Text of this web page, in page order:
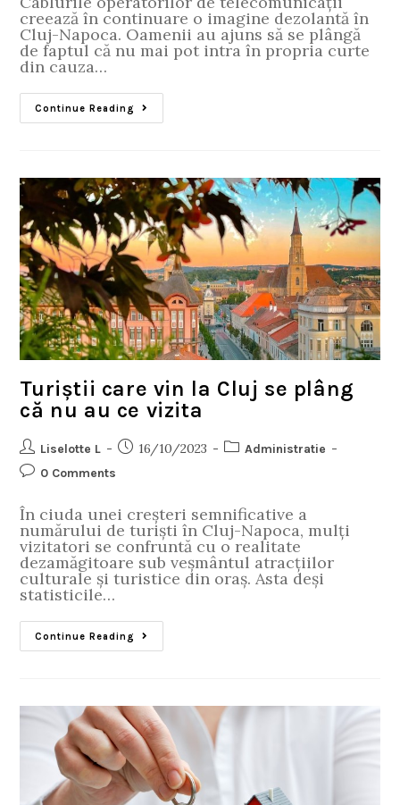
creează în continuare o imagine dezolantă în
Cluj-Napoca. Oamenii au ajuns să se plângă
de faptul că nu mai pot intra în propria curte
din cauza…
Continue Reading
Turiștii care vin la Cluj se plâng
că nu au ce vizita
Liselotte L 16/10/2023
Administratie
0 Comments
În ciuda unei creșteri semnificative a
numărului de turiști în Cluj-Napoca, mulți
vizitatori se confruntă cu o realitate
dezamăgitoare sub veșmântul atracțiilor
culturale și turistice din oraș. Asta deși
statisticile…
Continue Reading